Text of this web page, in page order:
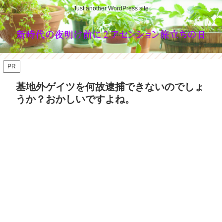
Just another WordPress site
PR
基地外ゲイツを何故逮捕できないのでしょ
うか？おかしいですよね。